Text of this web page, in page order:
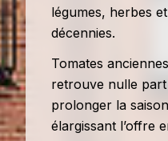
légumes, herbes
décennies.
Tomates
retrouve nulle part
prolonger la
élargissant l’offre